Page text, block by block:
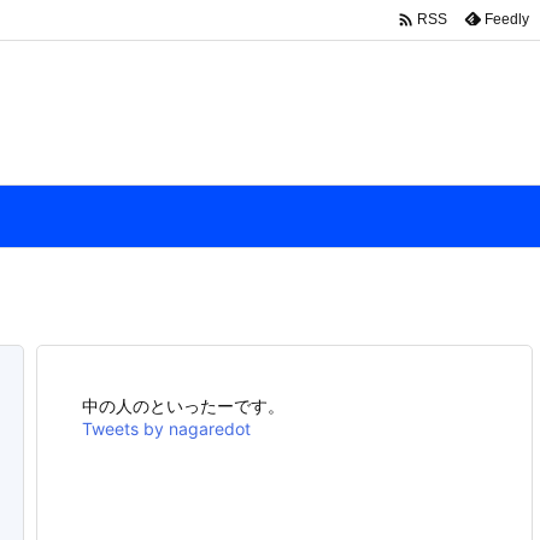
 RSS Feedly
中の人のといったーです。
Tweets by nagaredot